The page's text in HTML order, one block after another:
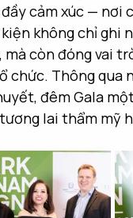
cảm xúc —
không chỉ
còn đóng vai
chức. Thông qua
đêm Gala
lai thẩm mỹ